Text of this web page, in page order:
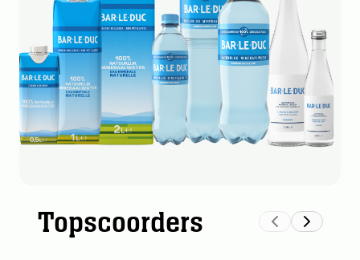
Topscoorders